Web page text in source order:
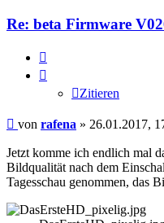
Re: beta Firmware
Zitieren
Beitrag
von rafena » 26.01.2017,
Jetzt komme ich endlich mal
Bildqualität nach dem
Tagesschau genommen, das